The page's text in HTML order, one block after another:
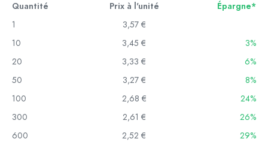
Quantité Prix à l'unité
Épargne*
1
3,57 €
10
3,45 €
3%
20
3,33 €
6%
50
3,27 €
8%
100
2,68 €
24%
300
2,61 €
26%
600
2,52 €
29%